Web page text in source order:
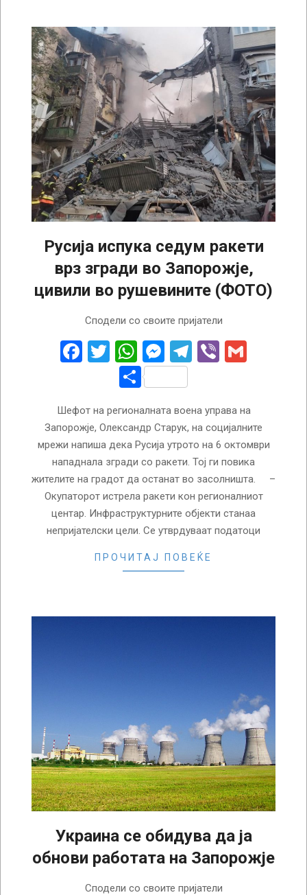
Русија испука седум ракети
врз згради во Запорожје,
цивили во рушевините (ФОТО)
Сподели со своите пријатели
Facebook
Twitter
WhatsApp
Messenger
Telegram
Viber
Share
Шефот на регионалната воена управа на
Запорожје, Олександр Старук, на социјалните
мрежи напиша дека Русија утрото на 6 октомври
нападнала згради со ракети. Тој ги повика
жителите на градот да останат во засолништа. –
Окупаторот истрела ракети кон регионалниот
центар. Инфраструктурните објекти станаа
непријателски цели. Се утврдуваат податоци
ПРОЧИТАЈ ПОВЕЌЕ
Украина се обидува да ја
обнови работата на Запорожје
Сподели со своите пријатели